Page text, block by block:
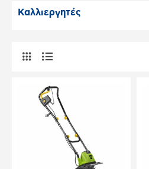
Καλλιεργητές